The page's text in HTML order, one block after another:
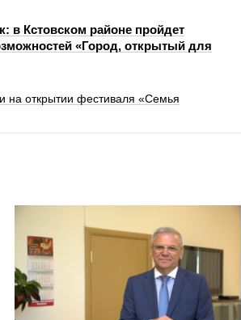
в Кстовском районе пройдет
«Город, открытый для
на открытии фестиваля «Семья